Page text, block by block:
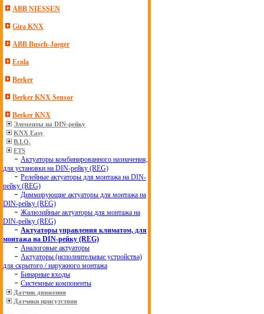
ABB NIESSEN
Gira KNX
ABB Busch-Jaeger
Ecola
Berker
Berker KNX Sensor
Berker KNX
Элементы на DIN-рейку
KNX Easy
B.I.Q.
ETS
Актуаторы комбинированного назначения,
для установки на DIN-рейку (REG)
Релейные актуаторы для монтажа на DIN-
рейку (REG)
Диммирующие актуаторы для монтажа на
DIN-рейку (REG)
Жалюзийные актуаторы для монтажа на
DIN-рейку (REG)
Актуаторы управления климатом, для
монтажа на DIN-рейку (REG)
Аналоговые актуаторы
Актуаторы (исполнительные устройства)
для скрытого / наружного монтажа
Бинарные входы
Системные компоненты
Датчик движения
Датчики присутствия